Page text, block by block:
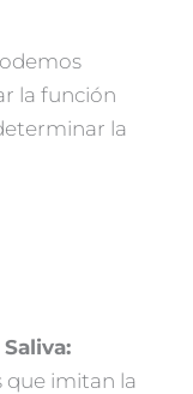
la función
la
que imitan la